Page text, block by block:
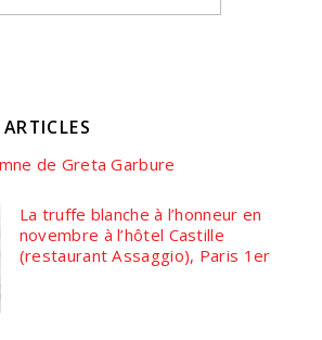
de Greta Garbure
La truffe blanche à l’honneur en
novembre à l’hôtel Castille
(restaurant Assaggio), Paris 1er